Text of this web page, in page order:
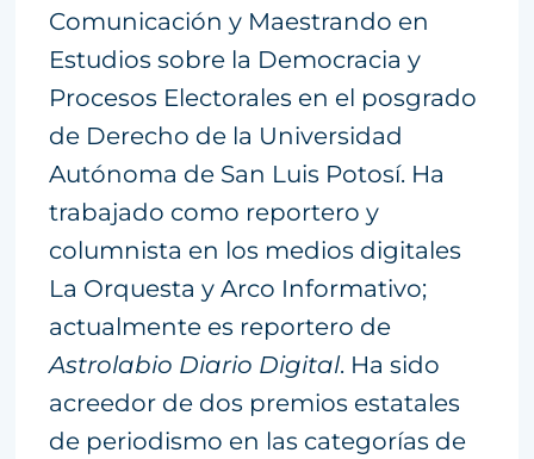
Comunicación y Maestrando en
Estudios sobre la Democracia y
Procesos Electorales en el posgrado
de Derecho de la Universidad
Autónoma de San Luis Potosí. Ha
trabajado como reportero y
columnista en los medios digitales
La Orquesta y Arco Informativo;
actualmente es reportero de
Astrolabio Diario Digital. Ha sido
acreedor de dos premios estatales
de periodismo en las categorías de